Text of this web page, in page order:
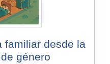
familiar desde la
género